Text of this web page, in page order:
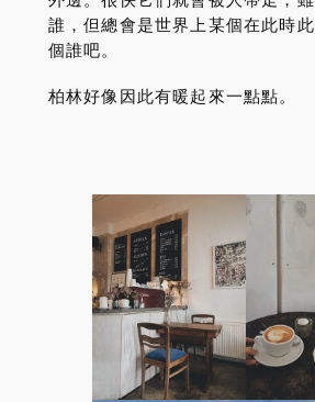
誰，但總會是世界上某個在此時
個誰吧。
柏林好像因此有暖起來一點點。